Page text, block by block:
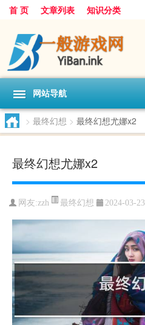
首 页 文章列表 知识分类
网站导航
> 最终幻想 > 最终幻想尤娜x2
最终幻想尤娜x2
网友:zzh 最终幻想 2024-03-